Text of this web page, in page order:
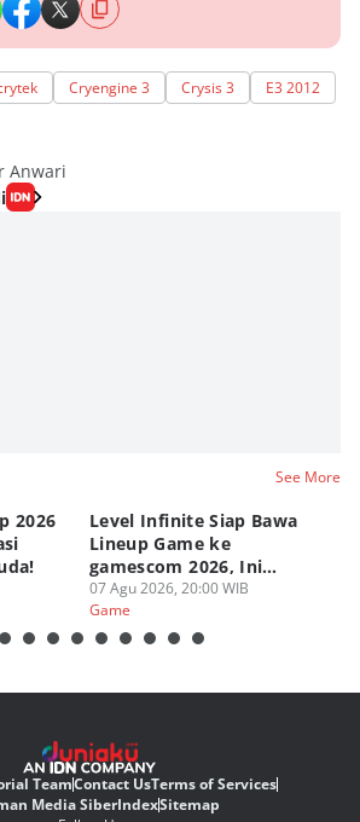
Cryengine 3 Crysis 3 E3 2012
Anwari
See More
2026
Level Infinite Siap Bawa
Lineup Game ke
gamescom 2026, Ini
Judulnya!
07 Agu 2026, 20:00 WIB
Game
TeamContact UsTerms of Services
Media SiberIndexSitemap